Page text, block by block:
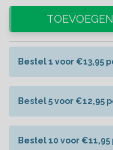
Bestel 1 voor €13,95
Bestel 5 voor €12,95
Bestel 10 voor